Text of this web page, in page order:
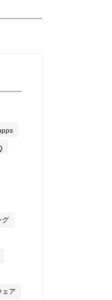
グ
ェア